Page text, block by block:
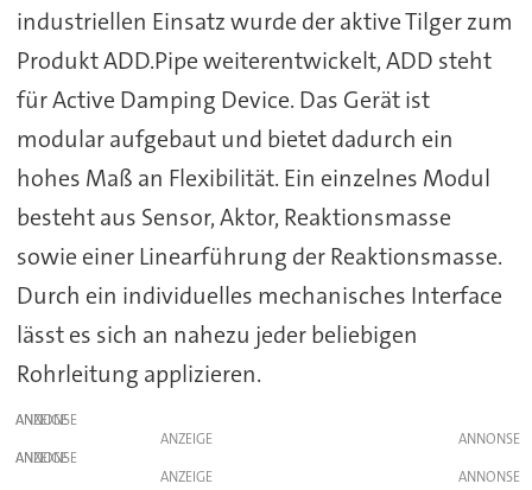
industriellen Einsatz wurde der aktive Tilger zum
Produkt ADD.Pipe weiterentwickelt, ADD steht
für Active Damping Device. Das Gerät ist
modular aufgebaut und bietet dadurch ein
hohes Maß an Flexibilität. Ein einzelnes Modul
besteht aus Sensor, Aktor, Reaktionsmasse
sowie einer Linearführung der Reaktionsmasse.
Durch ein individuelles mechanisches Interface
lässt es sich an nahezu jeder beliebigen
Rohrleitung applizieren.
ANZEIGE
ANZEIGE
ANZEIGE
ANZEIGE